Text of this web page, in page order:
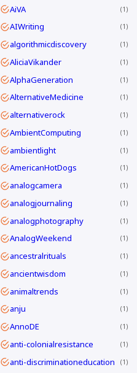
AiVA 1
AIWriting 1
algorithmicdiscovery 1
AliciaVikander 1
AlphaGeneration 1
AlternativeMedicine 1
alternativerock 1
AmbientComputing 1
ambientlight 1
AmericanHotDogs 1
analogcamera 1
analogjournaling 1
analogphotography 1
AnalogWeekend 1
ancestralrituals 1
ancientwisdom 1
animaltrends 1
anju 1
AnnoDE 1
anti-colonialresistance 1
anti-discriminationeducation 1